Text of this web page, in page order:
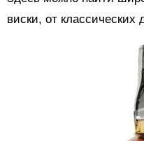
виски, от классических